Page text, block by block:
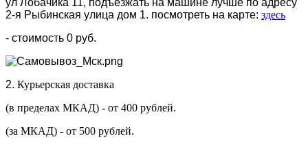
2-я Рыбинская улица дом 1. посмотреть на карте: здесь
- стоимость 0 руб.
2. Курьерская доставка
(в пределах МКАД) - от 400 рублей.
(за МКАД) - от 500 рублей.